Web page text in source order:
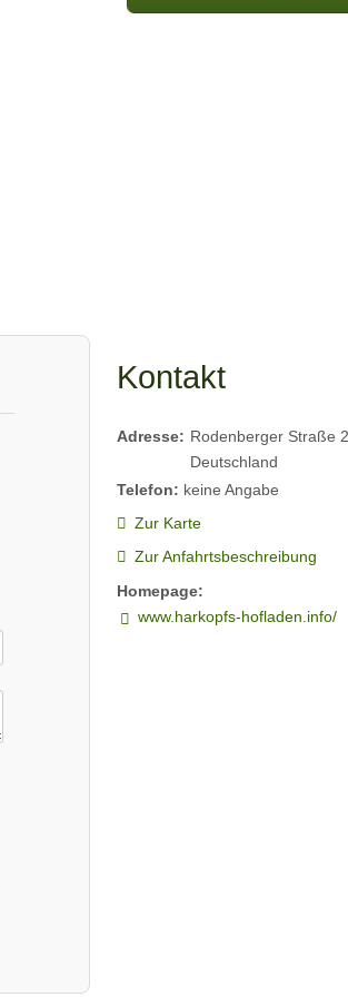
Kontakt
Adresse: Rodenberger Straße
Deutschland
Telefon: keine Angabe
Zur Karte
Zur Anfahrtsbeschreibung
Homepage:
www.harkopfs-hofladen.info/